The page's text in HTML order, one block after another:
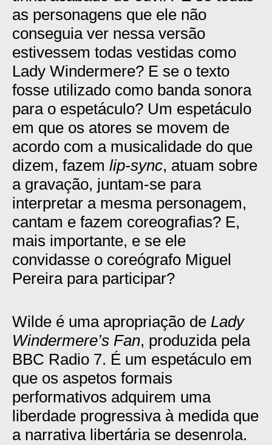
as personagens que ele não
conseguia ver nessa versão
estivessem todas vestidas como
Lady Windermere? E se o texto
fosse utilizado como banda sonora
para o espetáculo? Um espetáculo
em que os atores se movem de
acordo com a musicalidade do que
dizem, fazem lip-sync, atuam sobre
a gravação, juntam-se para
interpretar a mesma personagem,
cantam e fazem coreografias? E,
mais importante, e se ele
convidasse o coreógrafo Miguel
Pereira para participar?
Wilde é uma apropriação de Lady
Windermere’s Fan, produzida pela
BBC Radio 7. É um espetáculo em
que os aspetos formais
performativos adquirem uma
liberdade progressiva à medida que
a narrativa libertária se desenrola.